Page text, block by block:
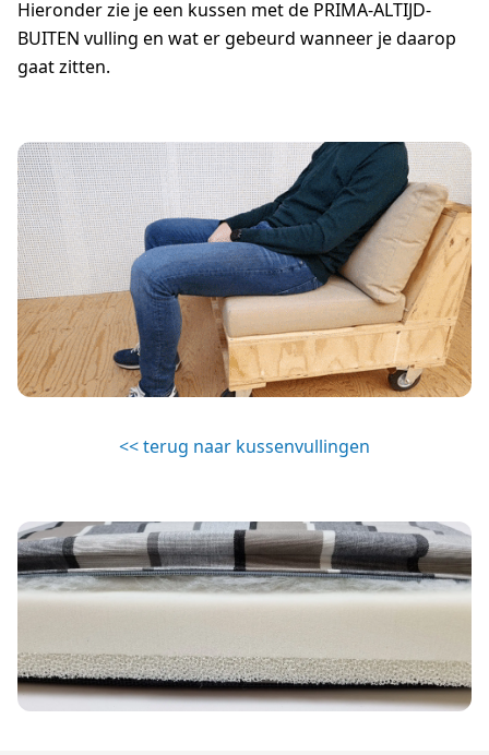
Hieronder zie je een kussen met de PRIMA-ALTIJD-
BUITEN vulling en wat er gebeurd wanneer je daarop
gaat zitten.
<< terug naar kussenvullingen